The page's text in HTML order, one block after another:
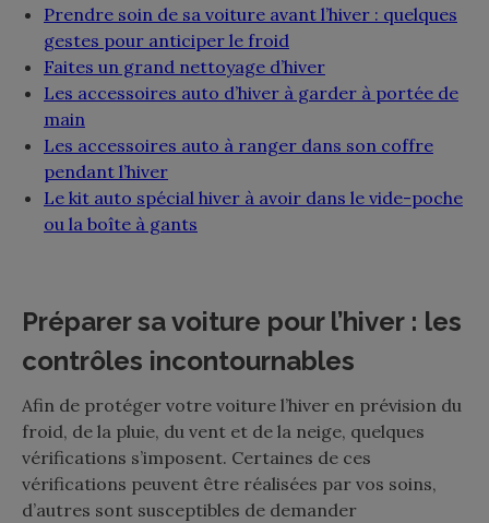
Prendre soin de sa voiture avant l’hiver : quelques
gestes pour anticiper le froid
Faites un grand nettoyage d’hiver
Les accessoires auto d’hiver à garder à portée de
main
Les accessoires auto à ranger dans son coffre
pendant l’hiver
Le kit auto spécial hiver à avoir dans le vide-poche
ou la boîte à gants
Préparer sa voiture pour l’hiver : les
contrôles incontournables
Afin de protéger votre voiture l’hiver en prévision du
froid, de la pluie, du vent et de la neige, quelques
vérifications s’imposent. Certaines de ces
vérifications peuvent être réalisées par vos soins,
d’autres sont susceptibles de demander